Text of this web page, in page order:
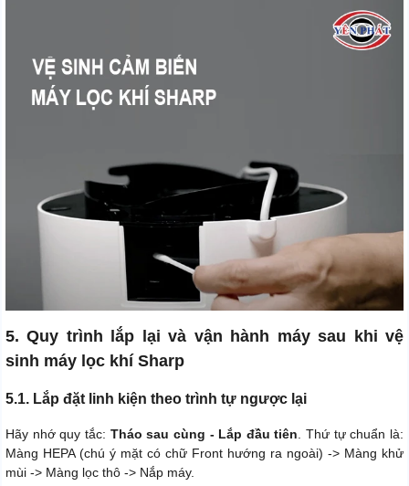
5. Quy trình lắp lại và vận hành máy sau khi vệ
sinh máy lọc khí Sharp
5.1. Lắp đặt linh kiện theo trình tự ngược lại
Hãy nhớ quy tắc: Tháo sau cùng - Lắp đầu tiên . Thứ tự chuẩn là:
Màng HEPA (chú ý mặt có chữ Front hướng ra ngoài) -> Màng khử
mùi -> Màng lọc thô -> Nắp máy.